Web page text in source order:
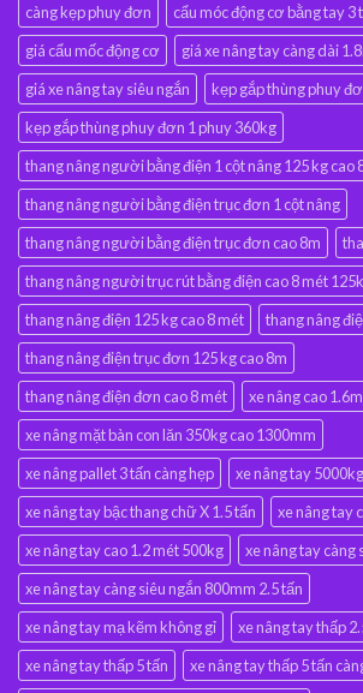
càng kẹp phuy đơn
cẩu móc động cơ bằng tay 3
giá cẩu mốc động cơ
giá xe nâng tay càng dài
giá xe nâng tay siêu ngắn
kẹp gắp thùng phuy
kẹp gắp thùng phuy đơn 1 phuy 360kg
thang nâng người bằng điện 1 cột nâng 125 kg cao
thang nâng người bằng điện trục đơn 1 cột nâng
thang nâng người bằng điện trục đơn cao 8m
thang nâng người trục rút bằng điện cao 8 mét
thang nâng điện 125 kg cao 8 mét
thang nâng
thang nâng điện trục đơn 125 kg cao 8m
thang nâng điện đơn cao 8 mét
xe nâng cao
xe nâng mặt bàn con lăn 350kg cao 1300mm
xe nâng pallet 3 tấn càng hẹp
xe nâng tay 5000kg
xe nâng tay bậc thang chữ X 1.5 tấn
xe nâng tay
xe nâng tay cao 1.2 mét 500kg
xe nâng tay càng
xe nâng tay càng siêu ngắn 800mm 2.5 tấn
xe nâng tay mạ kẽm không gỉ
xe nâng tay thấp
xe nâng tay thấp 5 tấn
xe nâng tay thấp 5 tấn